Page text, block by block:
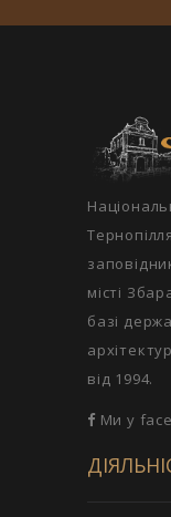
місті
базі
від 1994.
Ми у